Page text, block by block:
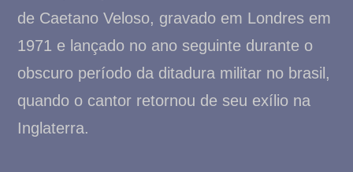
de Caetano Veloso, gravado em Londres em
1971 e lançado no ano seguinte durante o
obscuro período da ditadura militar no brasil,
quando o cantor retornou de seu exílio na
Inglaterra.